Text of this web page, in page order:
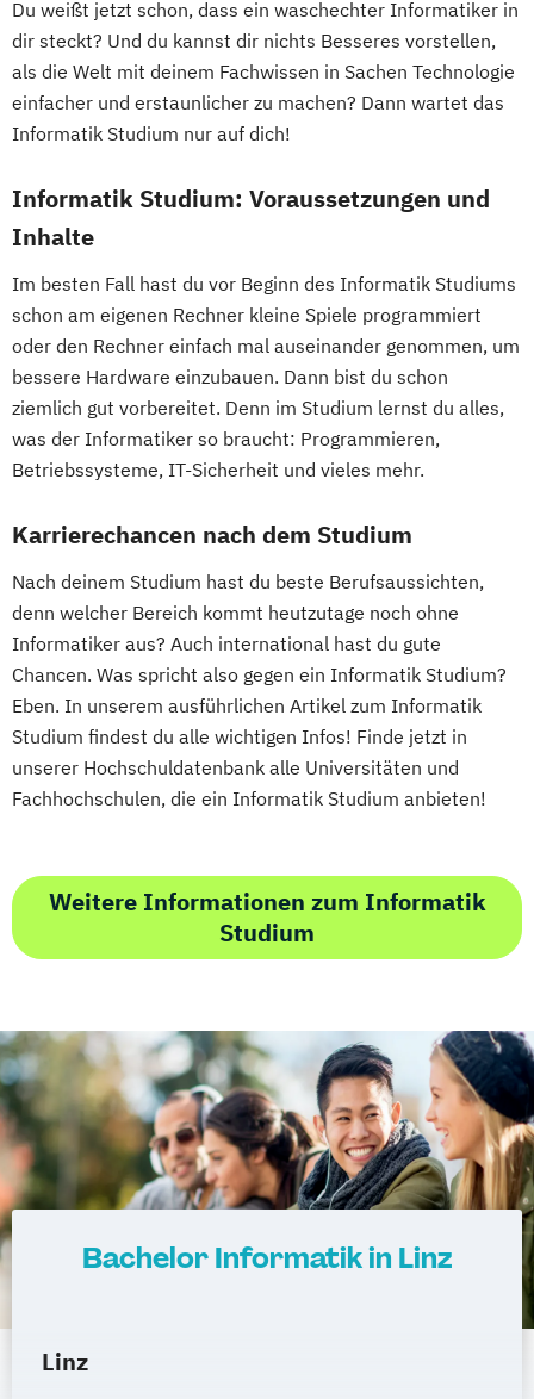
Digital Business Management
Digital Entrepreneurship
Digital Health
(DE/EN)
Digital Transformation Management -
Digitale Transformation
Diätetik
E-Beratung in der Pädagogik
E-Commerce Elektrotechnik
Engineering (DE/EN)
Entrepreneurship (DE/EN) Ergotherapie
Beratung und Personalentwicklung
Finance
Accounting und Taxation (DE/EN)
Finanzmanagement
Finanzmanagement für Bankkaufleute
Gartenbau
General Management
Gerontologie
Gesundheitspsychologie
Gesundheitspädagogik
Gesundheitsökonomie Growth Hacking
Heilpädagogik
Heilpädagogik und Inklusion
Heilpädagogik/Inklusionspädagogik
Hotelmanagement (DE/EN)
IT-Betriebswirt/in IT-Management
Immobilienmanagement für
Information Technology Management
Wirtschaftswissenschaft für Ingenieur/-
innen und Naturwissenschaftler/-innen
Du weißt jetzt schon, dass ein waschechter Informatiker in
dir steckt? Und du kannst dir nichts Besseres vorstellen,
als die Welt mit deinem Fachwissen in Sachen Technologie
einfacher und erstaunlicher zu machen? Dann wartet das
Informatik Studium nur auf dich!
Informatik Studium: Voraussetzungen und
Inhalte
Im besten Fall hast du vor Beginn des Informatik Studiums
schon am eigenen Rechner kleine Spiele programmiert
oder den Rechner einfach mal auseinander genommen, um
bessere Hardware einzubauen. Dann bist du schon
ziemlich gut vorbereitet. Denn im Studium lernst du alles,
was der Informatiker so braucht: Programmieren,
Betriebssysteme, IT-Sicherheit und vieles mehr.
Karrierechancen nach dem Studium
Nach deinem Studium hast du beste Berufsaussichten,
denn welcher Bereich kommt heutzutage noch ohne
Informatiker aus? Auch international hast du gute
Chancen. Was spricht also gegen ein Informatik Studium?
Eben. In unserem ausführlichen Artikel zum Informatik
Studium findest du alle wichtigen Infos! Finde jetzt in
unserer Hochschuldatenbank alle Universitäten und
Fachhochschulen, die ein Informatik Studium anbieten!
Weitere Informationen zum Informatik
Studium
Bachelor Informatik in Linz
Linz